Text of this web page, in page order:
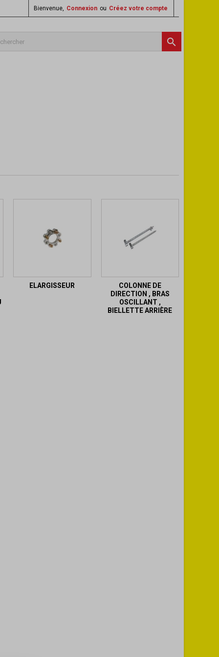
Bienvenue, Connexion ou Créez votre compte

ELARGISSEUR
COLONNE DE
DIRECTION , BRAS
OSCILLANT ,
BIELLETTE ARRIÈRE